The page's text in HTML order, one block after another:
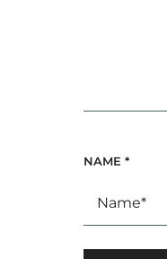
NAME *